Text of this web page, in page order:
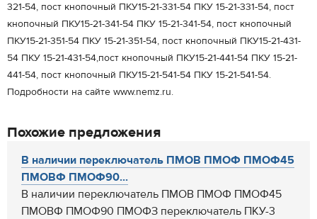
321-54, пост кнопочный ПКУ15-21-331-54 ПКУ 15-21-331-54, пост
кнопочный ПКУ15-21-341-54 ПКУ 15-21-341-54, пост кнопочный
ПКУ15-21-351-54 ПКУ 15-21-351-54, пост кнопочный ПКУ15-21-431-
54 ПКУ 15-21-431-54,пост кнопочный ПКУ15-21-441-54 ПКУ 15-21-
441-54, пост кнопочный ПКУ15-21-541-54 ПКУ 15-21-541-54.
Подробности на сайте www.nemz.ru.
Похожие предложения
В наличии переключатель ПМОВ ПМОФ ПМОФ45
ПМОВФ ПМОФ90...
В наличии переключатель ПМОВ ПМОФ ПМОФ45
ПМОВФ ПМОФ90 ПМОФЗ переключатель ПКУ-3